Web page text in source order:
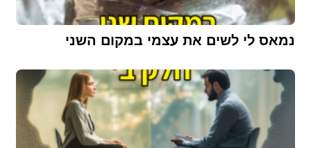
נמאס לי לשים את עצמי במקום השני